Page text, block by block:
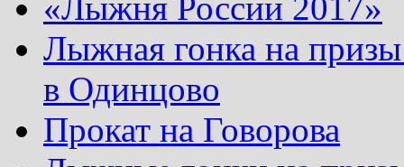
«Лыжня России 2017»
Лыжная гонка на
в Одинцово
Прокат на Говорова